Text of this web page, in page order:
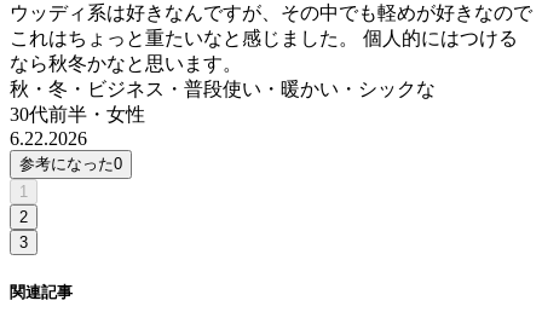
ウッディ系は好きなんですが、その中でも軽めが好きなので
これはちょっと重たいなと感じました。 個人的にはつける
なら秋冬かなと思います。
秋・冬・ビジネス・普段使い・暖かい・シックな
30代前半 ・ 女性
6.22.2026
参考になった0
1
2
3
関連記事